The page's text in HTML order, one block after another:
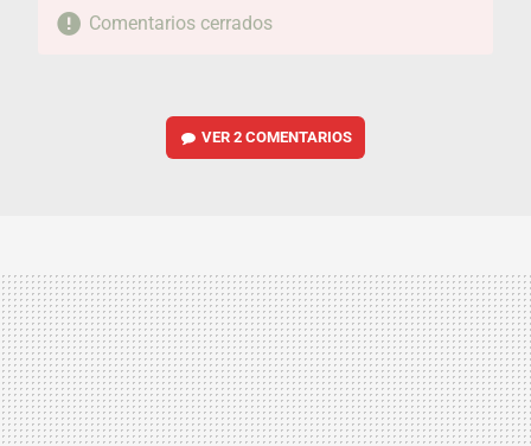
Comentarios cerrados
VER2 COMENTARIOS